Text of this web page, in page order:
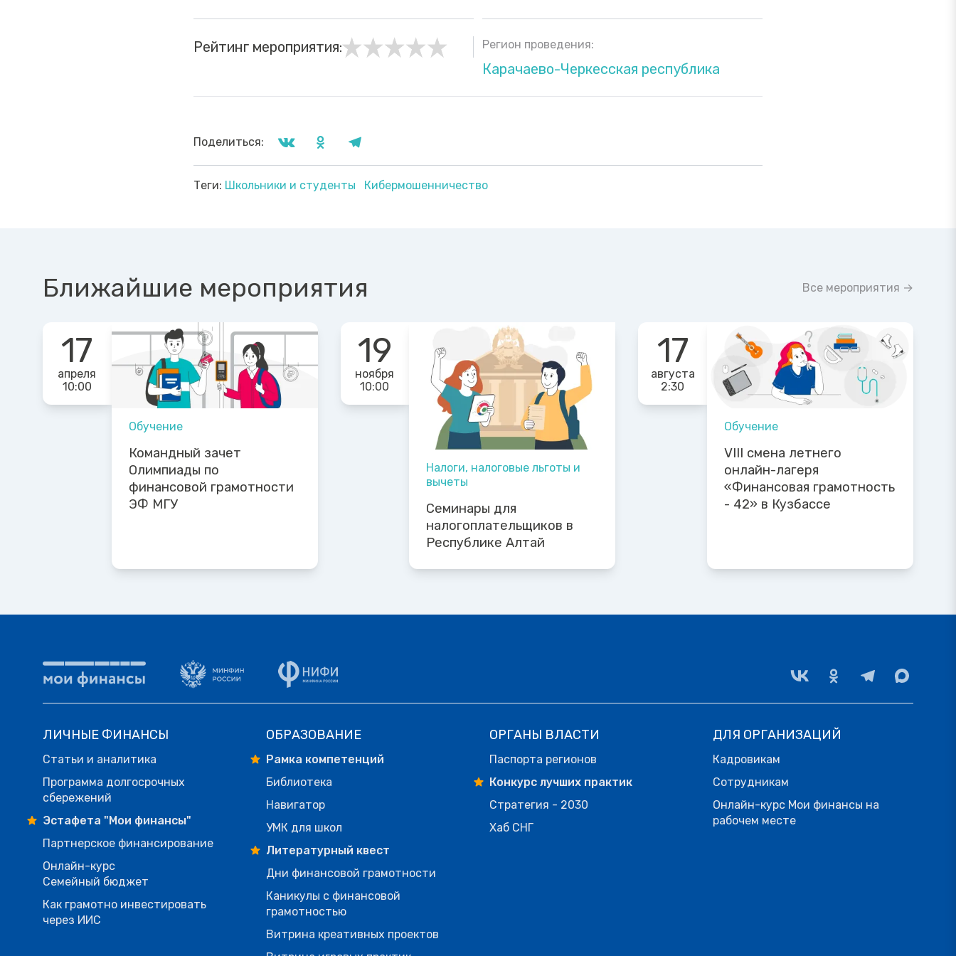
Рейтинг мероприятия: Регион проведения:
Карачаево-Черкесская республика
Поделиться:
Теги: Школьники и студенты Кибермошенничество
Ближайшие мероприятия Все мероприятия →
17
апреля
10:00
Обучение
Командный зачет
Олимпиады по
финансовой грамотности
ЭФ МГУ
19
ноября
10:00
Налоги, налоговые льготы и
вычеты
Семинары для
налогоплательщиков в
Республике Алтай
17
августа
2:30
Обучение
VIII смена летнего
онлайн-лагеря
«Финансовая грамотность
- 42» в Кузбассе
ЛИЧНЫЕ ФИНАНСЫ
Статьи и аналитика
Программа долгосрочных
сбережений
Эстафета "Мои финансы"
Партнерское финансирование
Онлайн-курс
Семейный бюджет
Как грамотно инвестировать
через ИИС
ОБРАЗОВАНИЕ
Рамка компетенций
Библиотека
Навигатор
УМК для школ
Литературный квест
Дни финансовой грамотности
Каникулы с финансовой
грамотностью
Витрина креативных проектов
ОРГАНЫ ВЛАСТИ
Паспорта регионов
Конкурс лучших практик
Стратегия - 2030
Хаб СНГ
ДЛЯ ОРГАНИЗАЦИЙ
Кадровикам
Сотрудникам
Онлайн-курс Мои финансы на
рабочем месте